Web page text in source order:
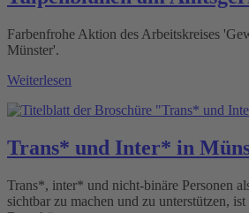
Farbenfrohe Aktion des Arbeitskreises
Münster'.
Weiterlesen
Trans* und Inter* in
Trans*, inter* und nicht-binäre Personen
sichtbar zu machen und zu unterstützen,